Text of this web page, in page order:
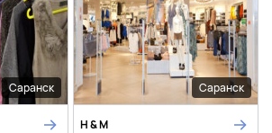
Саранск Саранск
H & M